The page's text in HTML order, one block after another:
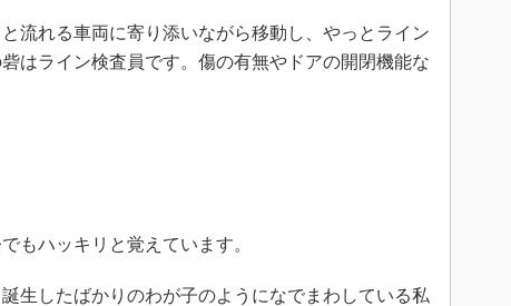
流れる車両に寄り添いながら移動し、やっとライン
はライン検査員です。傷の有無やドアの開閉機能な
もハッキリと覚えています。
生したばかりのわが子のようになでまわしている私